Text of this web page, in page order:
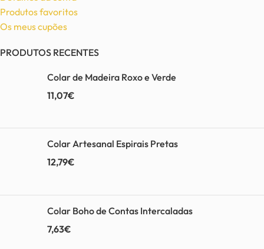
Produtos favoritos
Os meus cupões
PRODUTOS RECENTES
Colar de Madeira Roxo e Verde
11,07€
Colar Artesanal Espirais Pretas
12,79€
Colar Boho de Contas Intercaladas
7,63€